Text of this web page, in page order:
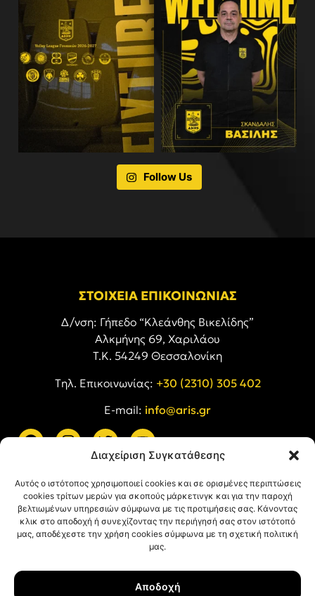
Διαχείριση Συγκατάθεσης
Αυτός ο ιστότοπος χρησιμοποιεί cookies και σε ορισμένες περιπτώσεις
cookies τρίτων μερών για σκοπούς μάρκετινγκ και για την παροχή
βελτιωμένων υπηρεσιών σύμφωνα με τις προτιμήσεις σας. Κάνοντας
κλικ στο αποδοχή ή συνεχίζοντας την περιήγησή σας στον ιστότοπό
μας, αποδέχεστε την χρήση cookies σύμφωνα με τη σχετική πολιτική
μας.
Αποδοχή
Follow Us
ΣΤΟΙΧΕΙΑ ΕΠΙΚΟΙΝΩΝΙΑΣ
Δ/νση: Γήπεδο “Κλεάνθης Βικελίδης”
Αλκμήνης 69, Χαριλάου
Τ.Κ. 54249 Θεσσαλονίκη
Tηλ. Επικοινωνίας: +30 (2310) 305 402
E-mail: info@aris.gr
Όροι Χρήσης